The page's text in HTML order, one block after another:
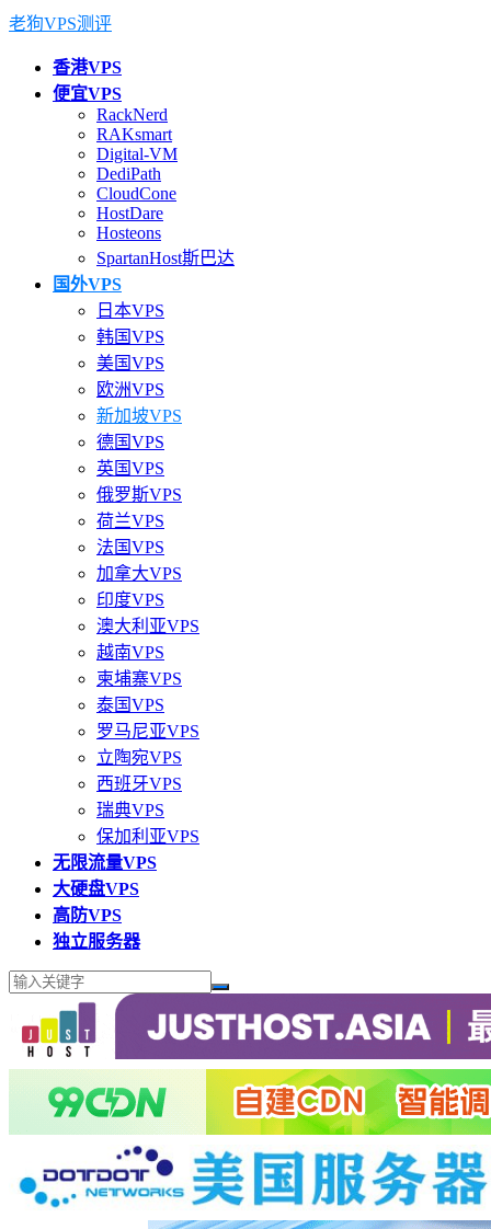
老狗VPS测评
香港VPS
便宜VPS
RackNerd
RAKsmart
Digital-VM
DediPath
CloudCone
HostDare
Hosteons
SpartanHost斯巴达
国外VPS
日本VPS
韩国VPS
美国VPS
欧洲VPS
新加坡VPS
德国VPS
英国VPS
俄罗斯VPS
荷兰VPS
法国VPS
加拿大VPS
印度VPS
澳大利亚VPS
越南VPS
柬埔寨VPS
泰国VPS
罗马尼亚VPS
立陶宛VPS
西班牙VPS
瑞典VPS
保加利亚VPS
无限流量VPS
大硬盘VPS
高防VPS
独立服务器